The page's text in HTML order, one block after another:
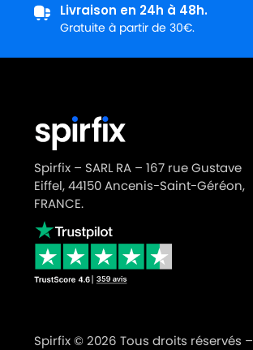
Livraison en 24h à 48h.
Gratuite à partir de 30€.
Spirfix – SARL RA – 167 rue Gustave
Eiffel, 44150 Ancenis-Saint-Géréon,
FRANCE.
Spirfix © 2026 Tous droits réservés –